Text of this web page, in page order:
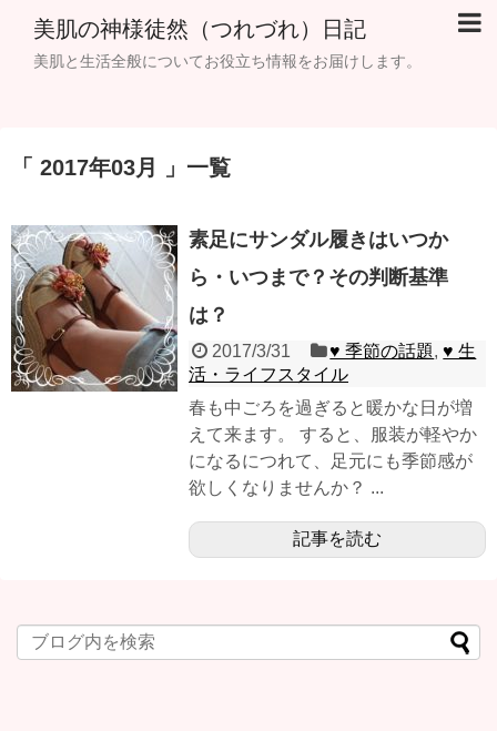
美肌の神様徒然（つれづれ）日記
美肌と生活全般についてお役立ち情報をお届けします。
「 2017年03月 」一覧
素足にサンダル履きはいつか
ら・いつまで？その判断基準
は？
2017/3/31 ♥ 季節の話題,♥ 生
活・ライフスタイル
春も中ごろを過ぎると暖かな日が増
えて来ます。 すると、服装が軽やか
になるにつれて、足元にも季節感が
欲しくなりませんか？ ...
記事を読む